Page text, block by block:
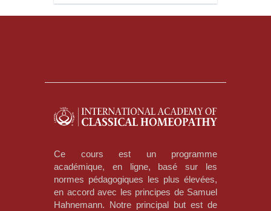
Ce cours est un programme
académique, en ligne, basé sur les
normes pédagogiques les plus élevées,
en accord avec les principes de Samuel
Hahnemann. Notre principal but est de